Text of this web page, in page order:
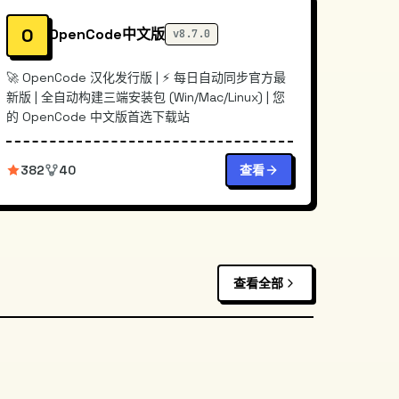
O OpenCode中文版 v8.7.0
🚀 OpenCode 汉化发行版 | ⚡️ 每日自动同步官方最
新版 | 全自动构建三端安装包 (Win/Mac/Linux) | 您
的 OpenCode 中文版首选下载站
382 40 查看
查看全部